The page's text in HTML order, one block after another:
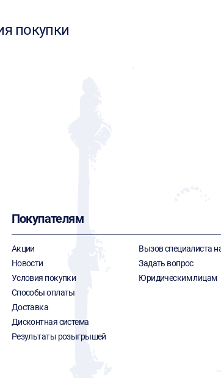
покупки
Покупателям
Акции
Новости
Условия покупки
Способы оплаты
Доставка
Дисконтная система
Результаты розыгрышей
Вызов специалиста
Задать вопрос
Юридическим лицам